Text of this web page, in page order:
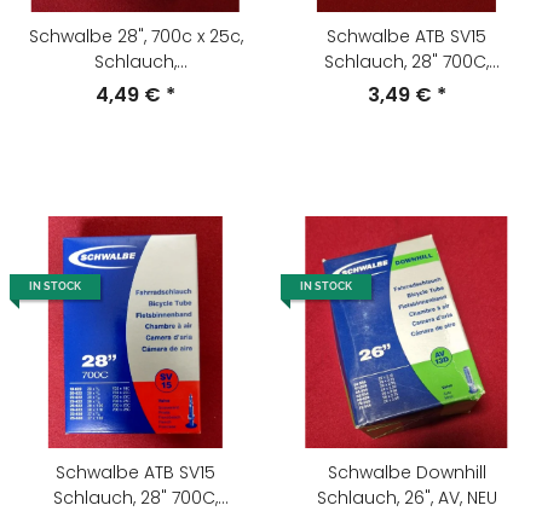
Schwalbe 28", 700c x 25c,
Schlauch,
Sclaverand/Presta Ventil,
4,49 € *
Schwalbe ATB SV15
Schlauch, 28" 700C,
extralanges Sclaverand-
3,49 € *
IN STOCK
Schwalbe ATB SV15
Schlauch, 28" 700C,
IN STOCK
Schwalbe Downhill
Schlauch, 26", AV, NEU